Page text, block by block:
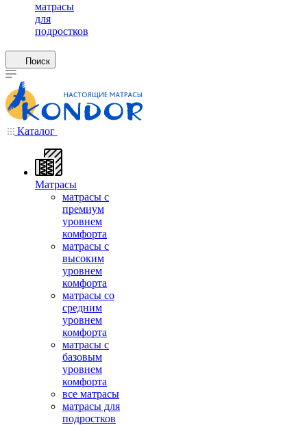
матрасы
для
подростков
Поиск
Каталог
Матрасы
матрасы с
премиум
уровнем
комфорта
матрасы с
высоким
уровнем
комфорта
матрасы со
средним
уровнем
комфорта
матрасы с
базовым
уровнем
комфорта
все матрасы
матрасы для
подростков